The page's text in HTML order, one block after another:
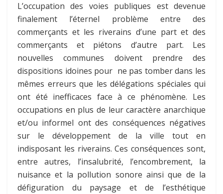
L’occupation des voies publiques est devenue
finalement l’éternel problème entre des
commerçants et les riverains d’une part et des
commerçants et piétons d’autre part. Les
nouvelles communes doivent prendre des
dispositions idoines pour ne pas tomber dans les
mêmes erreurs que les délégations spéciales qui
ont été inefficaces face à ce phénomène. Les
occupations en plus de leur caractère anarchique
et/ou informel ont des conséquences négatives
sur le développement de la ville tout en
indisposant les riverains. Ces conséquences sont,
entre autres, l’insalubrité, l’encombrement, la
nuisance et la pollution sonore ainsi que de la
défiguration du paysage et de l’esthétique